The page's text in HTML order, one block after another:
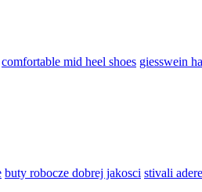
comfortable mid heel shoes giesswein
buty robocze dobrej jakosci stivali